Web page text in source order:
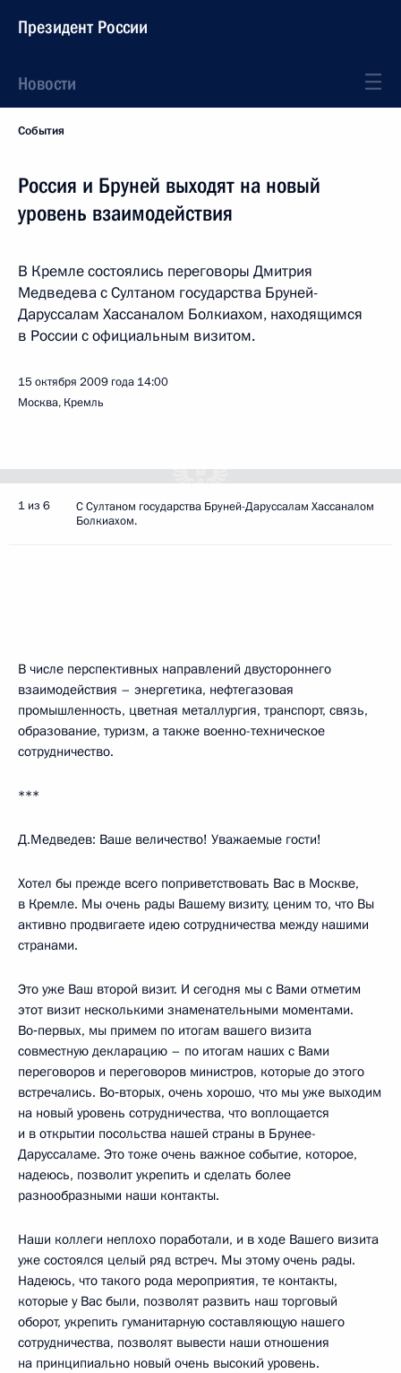
Президент России
Новости
События
Россия и Бруней выходят на новый
уровень взаимодействия
В Кремле состоялись переговоры Дмитрия
Медведева с Султаном государства Бруней-
Даруссалам Хассаналом Болкиахом, находящимся
в России с официальным визитом.
15 октября 2009 года 14:00
Москва, Кремль
1 из 6
С Султаном государства Бруней-Даруссалам Хассаналом
Болкиахом.
В числе перспективных направлений двустороннего
взаимодействия – энергетика, нефтегазовая
промышленность, цветная металлургия, транспорт, связь,
образование, туризм, а также военно-техническое
сотрудничество.
***
Д.Медведев: Ваше величество! Уважаемые гости!
Хотел бы прежде всего поприветствовать Вас в Москве,
в Кремле. Мы очень рады Вашему визиту, ценим то, что Вы
активно продвигаете идею сотрудничества между нашими
странами.
Это уже Ваш второй визит. И сегодня мы с Вами отметим
этот визит несколькими знаменательными моментами.
Во‑первых, мы примем по итогам вашего визита
совместную декларацию – по итогам наших с Вами
переговоров и переговоров министров, которые до этого
встречались. Во‑вторых, очень хорошо, что мы уже выходим
на новый уровень сотрудничества, что воплощается
и в открытии посольства нашей страны в Брунее-
Даруссаламе. Это тоже очень важное событие, которое,
надеюсь, позволит укрепить и сделать более
разнообразными наши контакты.
Наши коллеги неплохо поработали, и в ходе Вашего визита
уже состоялся целый ряд встреч. Мы этому очень рады.
Надеюсь, что такого рода мероприятия, те контакты,
которые у Вас были, позволят развить наш торговый
оборот, укрепить гуманитарную составляющую нашего
сотрудничества, позволят вывести наши отношения
на принципиально новый очень высокий уровень.